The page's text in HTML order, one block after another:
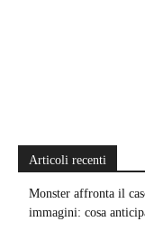
Articoli recenti
Monster affronta il
immagini: cosa